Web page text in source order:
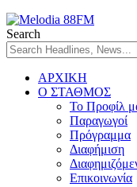
Search
ΑΡΧΙΚΗ
Ο ΣΤΑΘΜΟΣ
Το Προφίλ
Παραγωγοί
Πρόγραμμα
Διαφήμιση
Επικοινωνία